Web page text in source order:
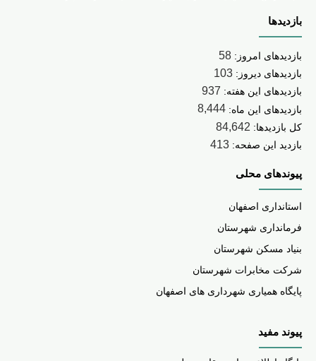
پیوند مفید
پیوندهای محلی
استانداری اصفهان
فرمانداری شهرستان
بنیاد مسکن شهرستان
شرکت مخابرات شهرستان
پایگاه همیاری شهرداری های اصفهان
بازدیدها
بازدیدهای امروز: 58
بازدیدهای دیروز: 103
بازدیدهای این هفته: 937
بازدیدهای این ماه: 8,444
کل بازدیدها: 84,642
بازدید این صفحه: 413